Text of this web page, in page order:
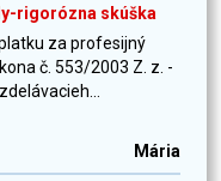
rigorózna skúška
za profesijný
č. 553/2003 Z. z. -
Mária